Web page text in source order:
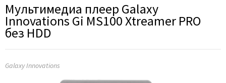
Мультимедиа плеер Galaxy
Innovations Gi MS100 Xtreamer PRO
без HDD
Galaxy Innovations